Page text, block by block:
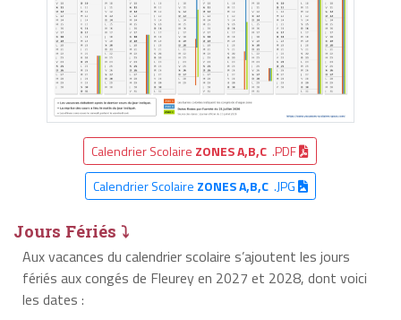
Calendrier Scolaire ZONES A,B,C .PDF
Calendrier Scolaire ZONES A,B,C.JPG
Jours Fériés ⤵
Aux vacances du calendrier scolaire s’ajoutent les jours
fériés aux congés de Fleurey en 2027 et 2028, dont voici
les dates :